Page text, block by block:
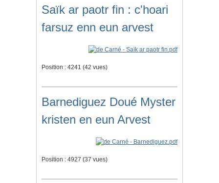
Saïk ar paotr fin : c'hoari
farsuz enn eun arvest
Position : 4241 (42 vues)
Barnediguez Doué Myster
kristen en eun Arvest
Position : 4927 (37 vues)